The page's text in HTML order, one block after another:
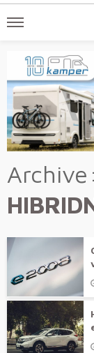
Archive